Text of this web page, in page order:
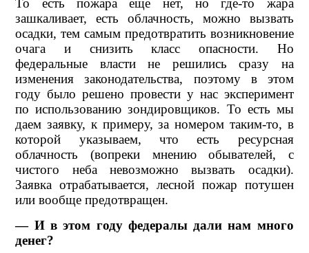
То есть пожара еще нет, но где-то жара
зашкаливает, есть облачность, можно вызвать
осадки, тем самым предотвратить возникновение
очага и снизить класс опасности. Но
федеральные власти не решились сразу на
изменения законодательства, поэтому в этом
году было решено провести у нас эксперимент
по использованию зондировщиков. То есть мы
даем заявку, к примеру, за номером таким-то, в
которой указываем, что есть ресурсная
облачность (вопреки мнению обывателей, с
чистого неба невозможно вызвать осадки).
Заявка отрабатывается, лесной пожар потушен
или вообще предотвращен.
— И в этом году федералы дали нам много
денег?